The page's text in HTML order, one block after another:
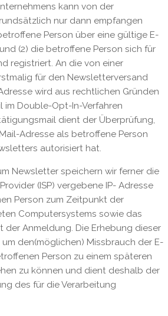
kann von der
nur dann empfangen
Person über eine gültige E-
(2) die betroffene Person sich für
registriert. An die von einer
für den Newsletterversand
wird aus rechtlichen Gründen
im Double-Opt-In-Verfahren
dient der Überprüfung,
Adresse als betroffene Person
autorisiert hat.
Newsletter speichern wir ferner die
(ISP) vergebene IP- Adresse
Person zum Zeitpunkt der
Computersystems sowie das
der Anmeldung. Die Erhebung dieser
den(möglichen) Missbrauch der E-
Person zu einem späteren
zu können und dient deshalb der
des für die Verarbeitung